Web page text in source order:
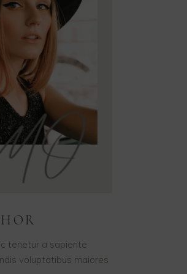
tenetur a sapiente
voluptatibus maiores